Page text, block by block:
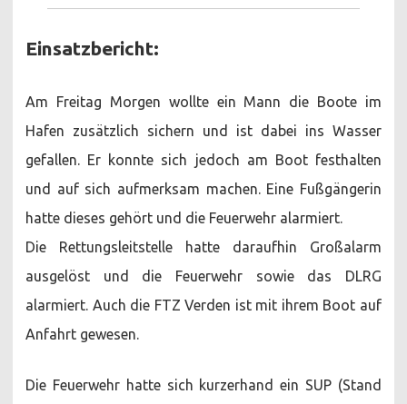
Einsatzbericht:
Am Freitag Morgen wollte ein Mann die Boote im
Hafen zusätzlich sichern und ist dabei ins Wasser
gefallen. Er konnte sich jedoch am Boot festhalten
und auf sich aufmerksam machen. Eine Fußgängerin
hatte dieses gehört und die Feuerwehr alarmiert.
Die Rettungsleitstelle hatte daraufhin Großalarm
ausgelöst und die Feuerwehr sowie das DLRG
alarmiert. Auch die FTZ Verden ist mit ihrem Boot auf
Anfahrt gewesen.
Die Feuerwehr hatte sich kurzerhand ein SUP (Stand